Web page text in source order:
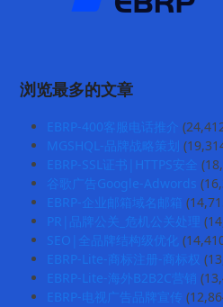
浏览最多的文章
EBRP-400客服电话推介
MGSHQL-品牌战略策划
EBRP-SSL证书|HTTPS安全
谷歌广告Google-Adwords
EBRP-企业邮箱域名邮箱
PR|品牌公关_危机公关处理
SEO|全品牌结构级优化
EBRP-Lite-商标注册-商标权
EBRP-Lite-海外B2B2C营销
EBRP-电视广告品牌宣传